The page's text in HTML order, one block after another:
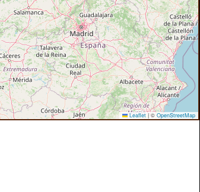
Leaflet | © OpenStreetMap